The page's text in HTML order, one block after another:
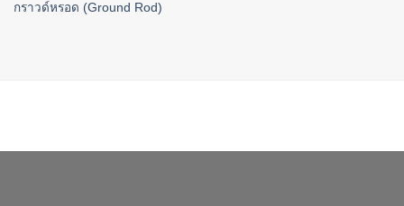
กราวด์หรอด (Ground Rod)